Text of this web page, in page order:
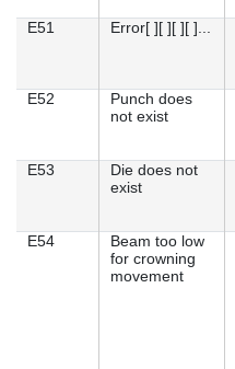
E51
Error[ ][ ][ ][ ]...
E52
Punch does
not exist
E53
Die does not
exist
E54
Beam too low
for crowning
movement